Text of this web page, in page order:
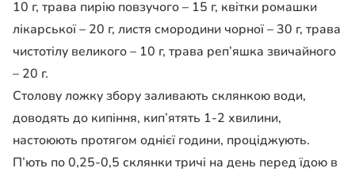
10 г, трава пирію повзучого – 15 г, квітки ромашки
лікарської – 20 г, листя смородини чорної – 30 г, трава
чистотілу великого – 10 г, трава реп’яшка звичайного
– 20 г.
Столову ложку збору заливають склянкою води,
доводять до кипіння, кип’ятять 1-2 хвилини,
настоюють протягом однієї години, проціджують.
П’ють по 0,25-0,5 склянки тричі на день перед їдою в